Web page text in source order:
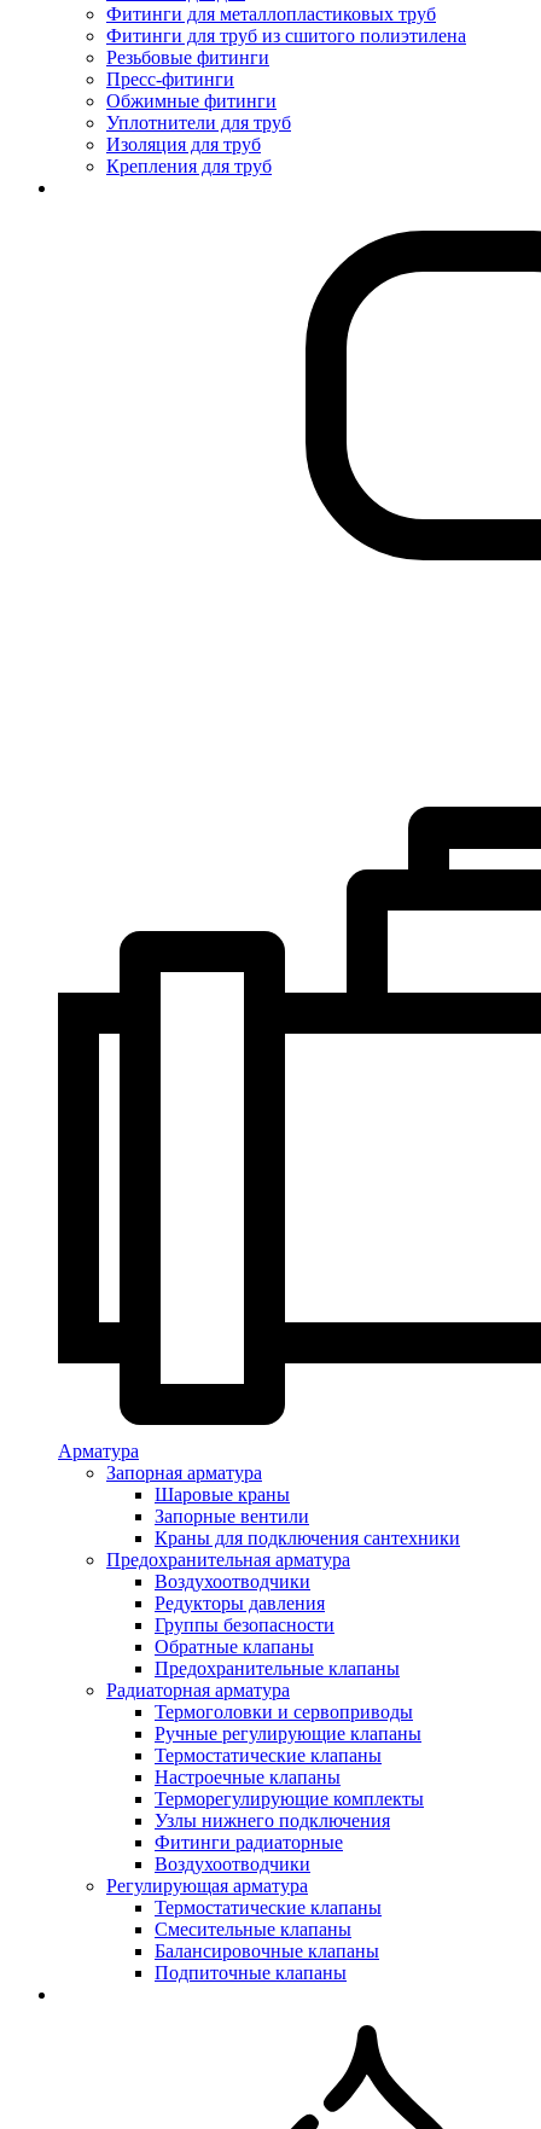
Фитинги для металлопластиковых труб
Фитинги для труб из сшитого полиэтилена
Резьбовые фитинги
Пресс-фитинги
Обжимные фитинги
Уплотнители для труб
Изоляция для труб
Крепления для труб
Арматура
Запорная арматура
Шаровые краны
Запорные вентили
Краны для подключения сантехники
Предохранительная арматура
Воздухоотводчики
Редукторы давления
Группы безопасности
Обратные клапаны
Предохранительные клапаны
Радиаторная арматура
Термоголовки и сервоприводы
Ручные регулирующие клапаны
Термостатические клапаны
Настроечные клапаны
Терморегулирующие комплекты
Узлы нижнего подключения
Фитинги радиаторные
Воздухоотводчики
Регулирующая арматура
Термостатические клапаны
Смесительные клапаны
Балансировочные клапаны
Подпиточные клапаны